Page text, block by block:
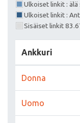
Ulkoiset linkit : älä
Ulkoiset linkit :
Sisäiset linkit
Ankkuri
Donna
Uomo